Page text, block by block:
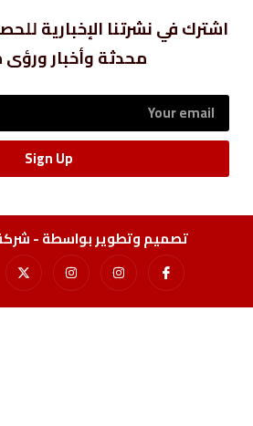
اشترك في نشرتنا الإخبارية
محدثة وأخبار ورؤى
Sign Up
تصميم وتطوير بواسطة - شركة Correct code